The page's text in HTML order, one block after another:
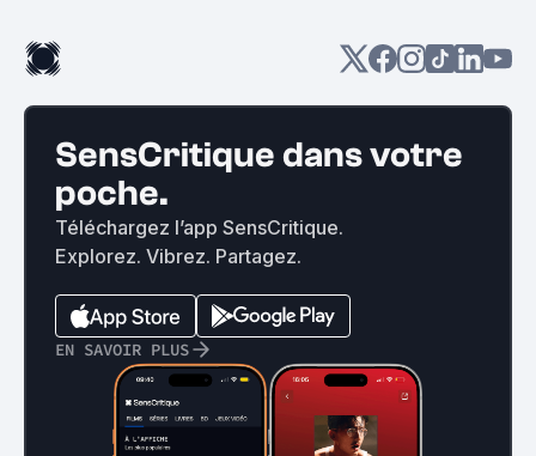
SensCritique dans votre
poche.
Téléchargez l’app SensCritique.
Explorez. Vibrez. Partagez.
EN SAVOIR PLUS